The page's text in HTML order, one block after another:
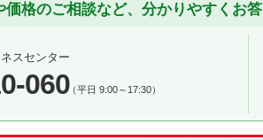
格のご相談など、分かりやすくお答
スセンター
060（平日 9:00～17:30）